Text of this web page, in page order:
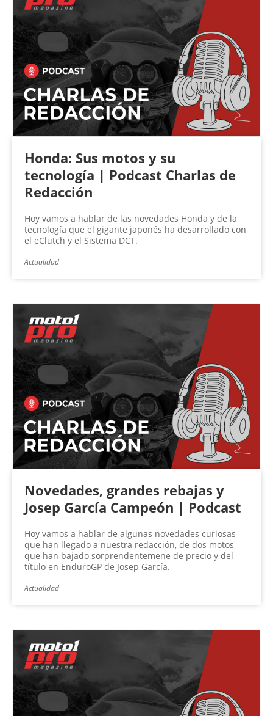
Honda: Sus motos y su
tecnología | Podcast Charlas de
Redacción
Hoy vamos a hablar de las novedades Honda y de la
tecnología que el gigante japonés ha desarrollado con
el eClutch y el Sistema DCT.
Actualidad
Novedades, grandes rebajas y
Josep García Campeón | Podcast
Hoy vamos a hablar de algunas novedades curiosas
que han llegado a nuestra redacción, de dos motos
que han bajado sorprendentemene de precio y del
título en EnduroGP de Josep García.
Actualidad